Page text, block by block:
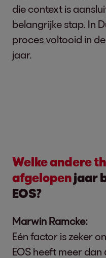
die context is
belangrijke stap. In
proces voltooid in
jaar.
Welke andere
afgelopenjaar
EOS?
Marwin Ramcke:
Eén factor is zeker
EOS heeft meer